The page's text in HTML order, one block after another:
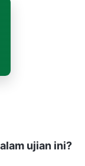
ujian ini?